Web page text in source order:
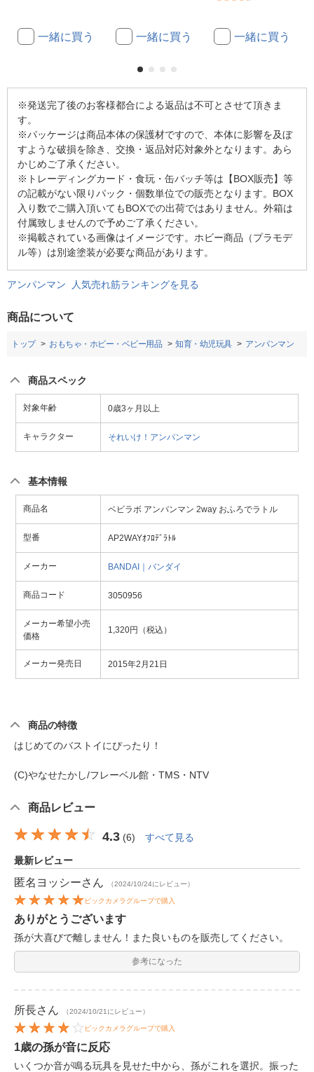
一緒に買う 一緒に買う 一緒に買う
※発送完了後のお客様都合による返品は不可とさせて頂きま
す。
※パッケージは商品本体の保護材ですので、本体に影響を及ぼ
すような破損を除き、交換・返品対応対象外となります。あら
かじめご了承ください。
※トレーディングカード・食玩・缶バッチ等は【BOX販売】等
の記載がない限りパック・個数単位での販売となります。BOX
入り数でご購入頂いてもBOXでの出荷ではありません。外箱は
付属致しませんので予めご了承ください。
※掲載されている画像はイメージです。ホビー商品（プラモデ
ル等）は別途塗装が必要な商品があります。
アンパンマン 人気売れ筋ランキングを見る
商品について
トップ おもちゃ・ホビー・ベビー用品 知育・幼児玩具 アンパンマン
商品スペック
対象年齢 0歳3ヶ月以上
キャラクター それいけ！アンパンマン
基本情報
商品名 ベビラボ アンパンマン 2way おふろでラトル
型番 AP2WAYｵﾌﾛﾃﾞﾗﾄﾙ
メーカー BANDAI｜バンダイ
商品コード 3050956
メーカー希望小売
価格
1,320円（税込）
メーカー発売日 2015年2月21日
商品の特徴
はじめてのバストイにぴったり！
(C)やなせたかし/フレーベル館・TMS・NTV
商品レビュー
4.3 (6) すべて見る
最新レビュー
匿名ヨッシーさん （2024/10/24にレビュー）
ビックカメラグループで購入
ありがとうございます
孫が大喜びで離しません！また良いものを販売してください。
参考になった
所長さん （2024/10/21にレビュー）
ビックカメラグループで購入
1歳の孫が音に反応
いくつか音が鳴る玩具を見せた中から、孫がこれを選択。振った